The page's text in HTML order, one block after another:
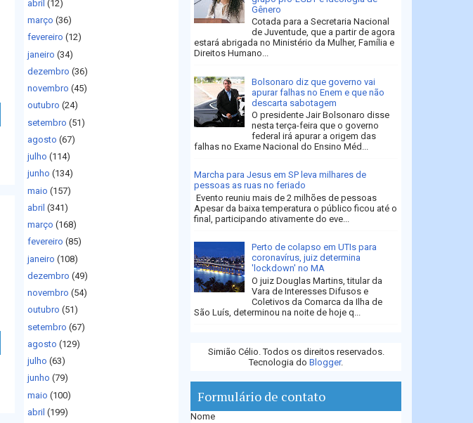
abril (12)
março (36)
fevereiro (12)
janeiro (34)
dezembro (36)
novembro (45)
outubro (24)
setembro (51)
agosto (67)
julho (114)
junho (134)
maio (157)
abril (341)
março (168)
fevereiro (85)
janeiro (108)
dezembro (49)
novembro (54)
outubro (51)
setembro (67)
agosto (129)
julho (63)
junho (79)
maio (100)
abril (199)
Gênero
Cotada para a Secretaria Nacional
de Juventude, que a partir de agora
estará abrigada no Ministério da Mulher, Família e
Direitos Humano...
Bolsonaro diz que governo vai
apurar falhas no Enem e que não
descarta sabotagem
O presidente Jair Bolsonaro disse
nesta terça-feira que o governo
federal irá apurar a origem das
falhas no Exame Nacional do Ensino Méd...
Marcha para Jesus em SP leva milhares de
pessoas as ruas no feriado
​ Evento reuniu mais de 2 milhões de pessoas
Apesar da baixa temperatura o público ficou até o
final, participando ativamente do eve...
Perto de colapso em UTIs para
coronavírus, juiz determina
'lockdown' no MA
O juiz Douglas Martins, titular da
Vara de Interesses Difusos e
Coletivos da Comarca da Ilha de
São Luís, determinou na noite de hoje q...
Simião Célio. Todos os direitos reservados.
Tecnologia do Blogger.
Formulário de contato
Nome